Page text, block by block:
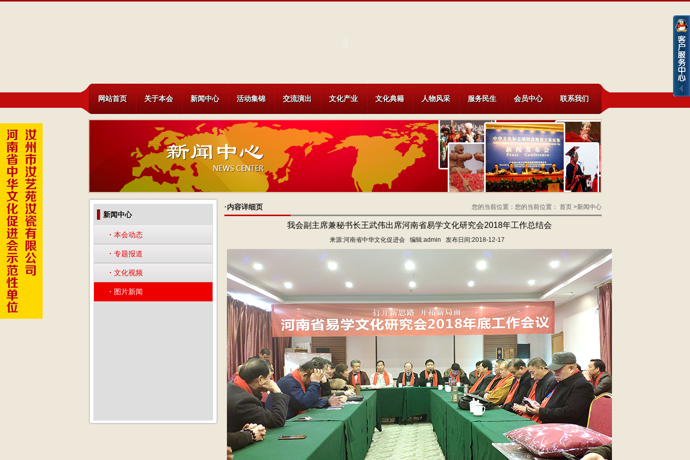
网站首页 关于本会 新闻中心 活动集锦 交流演出 文化产业 文化典籍 人物风采 服务民生 会员中心 联系我们
新闻中心
· 本会动态
· 专题报道
· 文化视频
· 图片新闻
您的当前位置：您的当前位置： 首页 >新闻中心
·内容详细页
我会副主席兼秘书长王武伟出席河南省易学文化研究会2018年工作总结会
来源:河南省中华文化促进会 编辑:admin 发布日间:2018-12-17